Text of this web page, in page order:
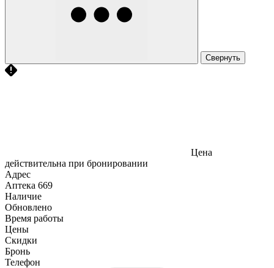
Свернуть
Цена
действительна при бронировании
Адрес
Аптека 669
Наличие
Обновлено
Время работы
Цены
Скидки
Бронь
Телефон